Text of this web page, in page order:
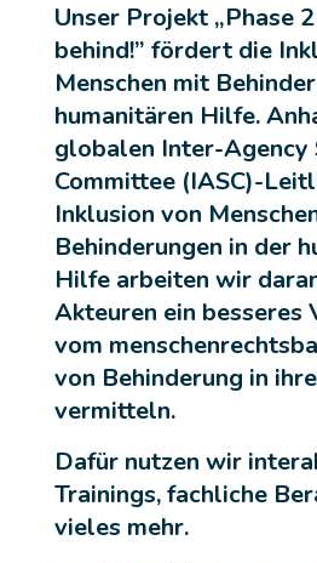
Unser Projekt „Phase
behind!” fördert die
Menschen mit
humanitären Hilfe.
globalen Inter-Agency
Committee (IASC)-
Inklusion von
Behinderungen in der
Hilfe arbeiten wir
Akteuren ein besseres
vom
von Behinderung in
vermitteln.
Dafür nutzen wir
Trainings, fachliche
vieles mehr.